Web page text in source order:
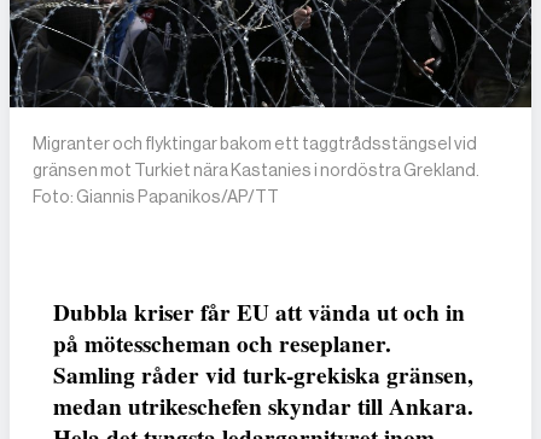
Migranter och flyktingar bakom ett taggtrådsstängsel vid
gränsen mot Turkiet nära Kastanies i nordöstra Grekland.
Foto: Giannis Papanikos/AP/TT
Dubbla kriser får EU att vända ut och in
på mötesscheman och reseplaner.
Samling råder vid turk-grekiska gränsen,
medan utrikeschefen skyndar till Ankara.